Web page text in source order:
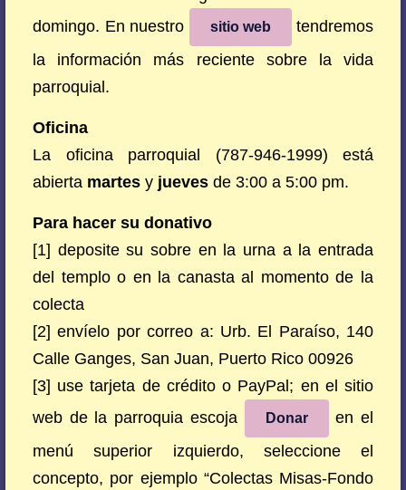
domingo. En nuestro
sitio web
tendremos
la información más reciente sobre la vida
parroquial.
Oficina
La oficina parroquial (787-946-1999) está
abierta martes y jueves de 3:00 a 5:00 pm.
Para hacer su donativo
[1] deposite su sobre en la urna a la entrada
del templo o en la canasta al momento de la
colecta
[2] envíelo por correo a: Urb. El Paraíso, 140
Calle Ganges, San Juan, Puerto Rico 00926
[3] use tarjeta de crédito o PayPal; en el sitio
web de la parroquia escoja
Donar
en el
menú superior izquierdo, seleccione el
concepto, por ejemplo “Colectas Misas-Fondo